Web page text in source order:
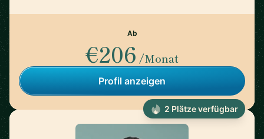
Ab
€206 /Monat
Profil anzeigen
2 Plätze verfügbar